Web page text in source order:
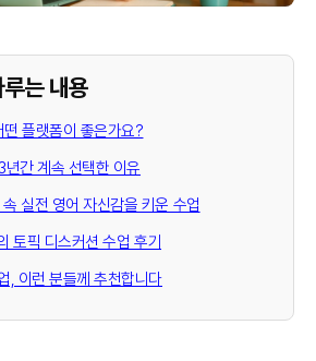
는 내용
플랫폼이 좋은가요?
간 계속 선택한 이유
실전 영어 자신감을 키운 수업
픽 디스커션 수업 후기
, 이런 분들께 추천합니다